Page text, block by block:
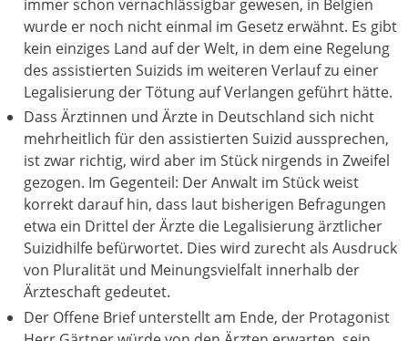
immer schon vernachlässigbar gewesen, in Belgien
wurde er noch nicht einmal im Gesetz erwähnt. Es gibt
kein einziges Land auf der Welt, in dem eine Regelung
des assistierten Suizids im weiteren Verlauf zu einer
Legalisierung der Tötung auf Verlangen geführt hätte.
Dass Ärztinnen und Ärzte in Deutschland sich nicht
mehrheitlich für den assistierten Suizid aussprechen,
ist zwar richtig, wird aber im Stück nirgends in Zweifel
gezogen. Im Gegenteil: Der Anwalt im Stück weist
korrekt darauf hin, dass laut bisherigen Befragungen
etwa ein Drittel der Ärzte die Legalisierung ärztlicher
Suizidhilfe befürwortet. Dies wird zurecht als Ausdruck
von Pluralität und Meinungsvielfalt innerhalb der
Ärzteschaft gedeutet.
Der Offene Brief unterstellt am Ende, der Protagonist